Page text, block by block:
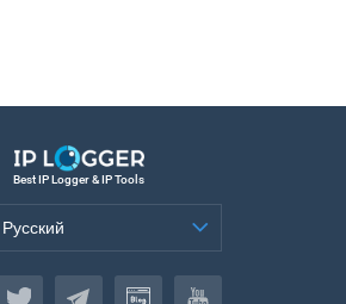
Best IP Logger & IP Tools
Русский
Русский